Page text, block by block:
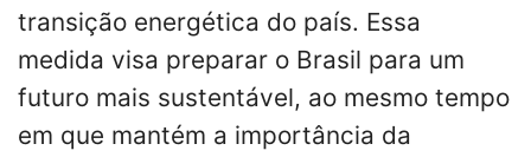
transição energética do país. Essa
medida visa preparar o Brasil para um
futuro mais sustentável, ao mesmo tempo
em que mantém a importância da